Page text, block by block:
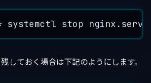
systemctl stop nginx .
しておく場合は下記のようにします。